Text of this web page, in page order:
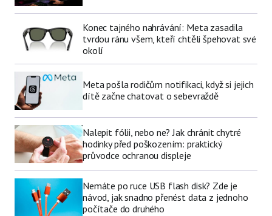
Konec tajného nahrávání: Meta zasadila
tvrdou ránu všem, kteří chtěli špehovat své
okolí
Meta pošla rodičům notifikaci, když si jejich
dítě začne chatovat o sebevraždě
Nalepit fólii, nebo ne? Jak chránit chytré
hodinky před poškozením: praktický
průvodce ochranou displeje
Nemáte po ruce USB flash disk? Zde je
návod, jak snadno přenést data z jednoho
počítače do druhého